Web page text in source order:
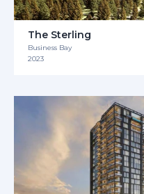
The Sterling
Business Bay
2023